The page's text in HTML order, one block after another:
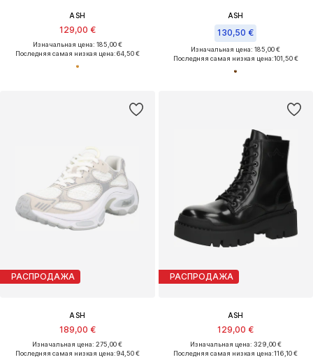
ASH
129,00 €
Изначальная цена: 185,00 €
Последняя самая низкая цена:64,50 €
ASH
130,50 €
Изначальная цена: 185,00 €
Последняя самая низкая цена:101,50 €
РАСПРОДАЖА
ASH
189,00 €
Изначальная цена: 275,00 €
Последняя самая низкая цена:94,50 €
РАСПРОДАЖА
ASH
129,00 €
Изначальная цена: 329,00 €
Последняя самая низкая цена:116,10 €